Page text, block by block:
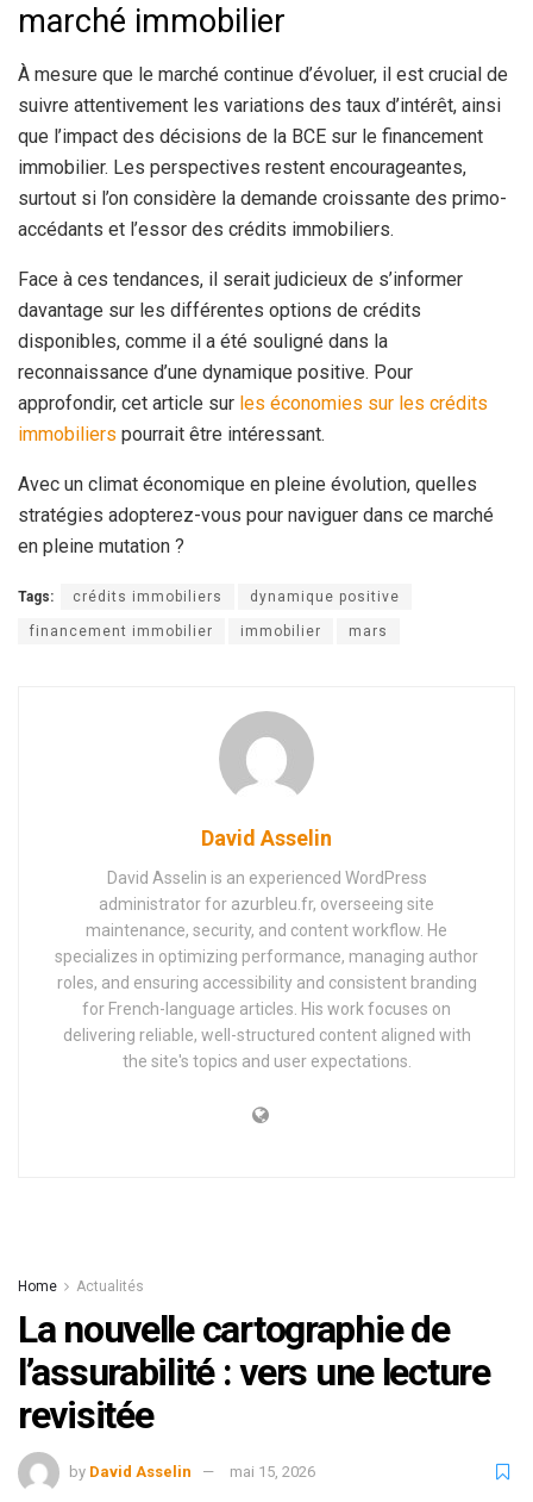
marché immobilier
À mesure que le marché continue d’évoluer, il est crucial de
suivre attentivement les variations des taux d’intérêt, ainsi
que l’impact des décisions de la BCE sur le financement
immobilier. Les perspectives restent encourageantes,
surtout si l’on considère la demande croissante des primo-
accédants et l’essor des crédits immobiliers.
Face à ces tendances, il serait judicieux de s’informer
davantage sur les différentes options de crédits
disponibles, comme il a été souligné dans la
reconnaissance d’une dynamique positive. Pour
approfondir, cet article sur les économies sur les crédits
immobiliers pourrait être intéressant.
Avec un climat économique en pleine évolution, quelles
stratégies adopterez-vous pour naviguer dans ce marché
en pleine mutation ?
Tags: crédits immobiliers dynamique positive
financement immobilier immobilier mars
David Asselin
David Asselin is an experienced WordPress
administrator for azurbleu.fr, overseeing site
maintenance, security, and content workflow. He
specializes in optimizing performance, managing author
roles, and ensuring accessibility and consistent branding
for French-language articles. His work focuses on
delivering reliable, well-structured content aligned with
the site's topics and user expectations.
Home Actualités
La nouvelle cartographie de
l’assurabilité : vers une lecture
revisitée
by David Asselin mai 15, 2026